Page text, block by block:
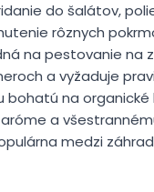
do šalátov,
rôznych
na pestovanie na
a vyžaduje
bohatú na organické
a
medzi